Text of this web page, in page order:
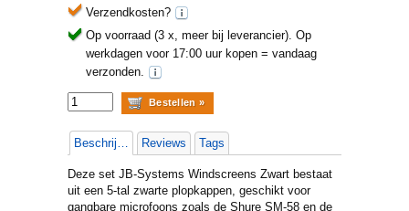
Verzendkosten?
Op voorraad (3 x, meer bij leverancier). Op
werkdagen voor 17:00 uur kopen = vandaag
verzonden.
Beschrijving Reviews Tags
Deze set JB-Systems Windscreens Zwart bestaat
uit een 5-tal zwarte plopkappen, geschikt voor
gangbare microfoons zoals de Shure SM-58 en de